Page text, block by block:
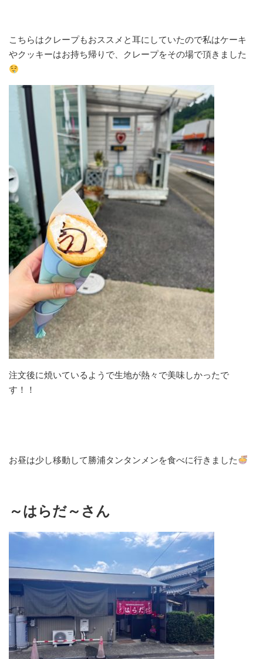
こちらはクレープもおススメと耳にしていたので私はケーキ
やクッキーはお持ち帰りで、クレープをその場で頂きました
注文後に焼いているようで生地が熱々で美味しかったで
す！！
お昼は少し移動して勝浦タンタンメンを食べに行きました
～はらだ～さん